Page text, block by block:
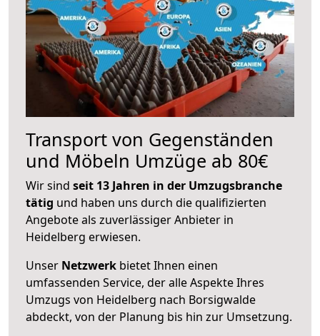
Transport von Gegenständen
und Möbeln Umzüge ab 80€
Wir sind seit 13 Jahren in der Umzugsbranche
tätig und haben uns durch die qualifizierten
Angebote als zuverlässiger Anbieter in
Heidelberg erwiesen.
Unser Netzwerk bietet Ihnen einen
umfassenden Service, der alle Aspekte Ihres
Umzugs von Heidelberg nach Borsigwalde
abdeckt, von der Planung bis hin zur Umsetzung.